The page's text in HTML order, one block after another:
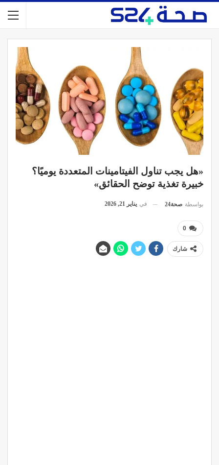
«هل يجب تناول الفيتامينات المتعددة يوميًا؟
خبيرة تغذية توضح الحقائق»
بواسطة صحة24 في يناير 21, 2026
0
شارك